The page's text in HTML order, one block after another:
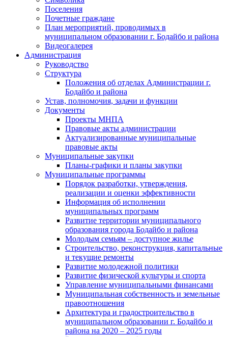
Поселения
Почетные граждане
План мероприятий, проводимых в
муниципальном образовании г. Бодайбо и района
Видеогалерея
Администрация
Руководство
Структура
Положения об отделах Администрации г.
Бодайбо и района
Устав, полномочия, задачи и функции
Документы
Проекты МНПА
Правовые акты администрации
Актуализированные муниципальные
правовые акты
Муниципальные закупки
Планы-графики и планы закупки
Муниципальные программы
Порядок разработки, утверждения,
реализации и оценки эффективности
Информация об исполнении
муниципальных программ
Развитие территории муниципального
образования города Бодайбо и района
Молодым семьям – доступное жилье
Строительство, реконструкция, капитальные
и текущие ремонты
Развитие молодежной политики
Развитие физической культуры и спорта
Управление муниципальными финансами
Муниципальная собственность и земельные
правоотношения
Архитектура и градостроительство в
муниципальном образовании г. Бодайбо и
района на 2020 – 2025 годы